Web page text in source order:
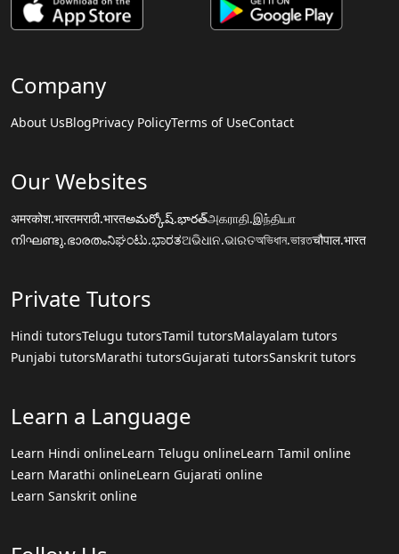
Company
About UsBlogPrivacy PolicyTerms of UseContact
Our Websites
अमरकोश.भारतमराठी.भारतఅమర్కోష్.భారత్அகராதி.இந்தியா
നിഘണ്ടു.ഭാരതംನಿಘಂಟು.ಭಾರತଅଭିଧାନ.ଭାରତঅভিধান.ভারতचौपाल.भारत
Private Tutors
Hindi tutorsTelugu tutorsTamil tutorsMalayalam tutors
Punjabi tutorsMarathi tutorsGujarati tutorsSanskrit tutors
Learn a Language
Learn Hindi onlineLearn Telugu onlineLearn Tamil online
Learn Marathi onlineLearn Gujarati online
Learn Sanskrit online